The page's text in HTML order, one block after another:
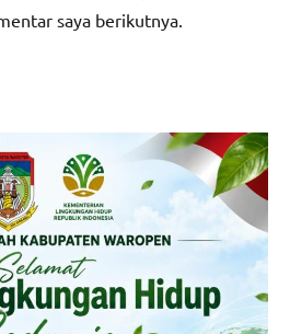
saya berikutnya.